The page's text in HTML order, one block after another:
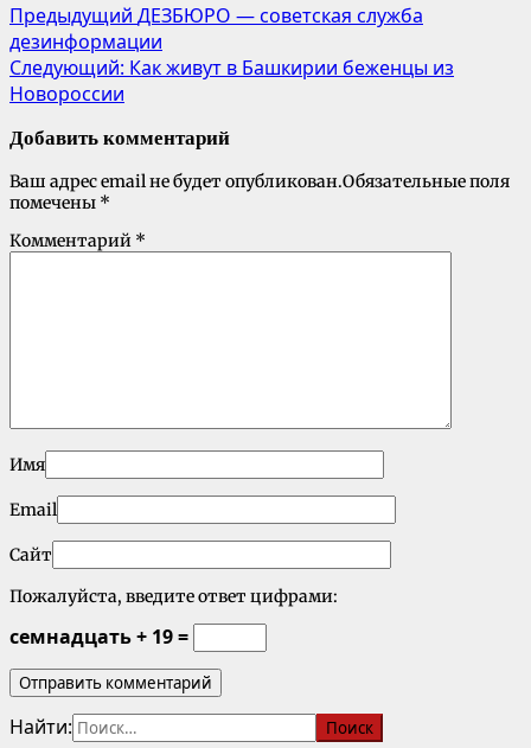
Предыдущий ДЕЗБЮРО — советская служба
дезинформации
Следующий: Как живут в Башкирии беженцы из
Новороссии
Добавить комментарий
Ваш адрес email не будет опубликован.Обязательные поля
помечены *
Комментарий *
Имя
Email
Сайт
Пожалуйста, введите ответ цифрами:
семнадцать + 19 =
Найти: